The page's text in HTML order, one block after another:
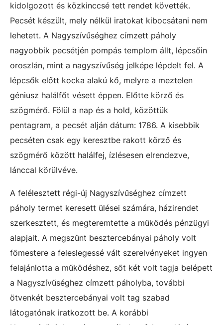
kidolgozott és közkinccsé tett rendet követték.
Pecsét készült, mely nélkül iratokat kibocsátani nem
lehetett. A Nagyszívűséghez címzett páholy
nagyobbik pecsétjén pompás templom állt, lépcsőin
oroszlán, mint a nagyszívűség jelképe lépdelt fel. A
lépcsők előtt kocka alakú kő, melyre a meztelen
géniusz halálfőt vésett éppen. Előtte körző és
szögmérő. Fölül a nap és a hold, közöttük
pentagram, a pecsét alján dátum: 1786. A kisebbik
pecséten csak egy keresztbe rakott körző és
szögmérő között halálfej, ízlésesen elrendezve,
lánccal körülvéve.
A felélesztett régi-új Nagyszívűséghez címzett
páholy termet keresett ülései számára, házirendet
szerkesztett, és megteremtette a működés pénzügyi
alapjait. A megszűnt besztercebányai páholy volt
főmestere a feleslegessé vált szerelvényeket ingyen
felajánlotta a működéshez, sőt két volt tagja belépett
a Nagyszívűséghez címzett páholyba, további
ötvenkét besztercebányai volt tag szabad
látogatónak iratkozott be. A korábbi